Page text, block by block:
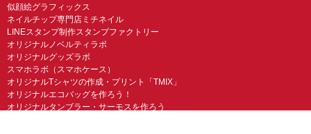
似顔絵グラフィックス
ネイルチップ専門店ミチネイル
LINEスタンプ制作スタンプファクトリー
オリジナルノベルティラボ
オリジナルグッズラボ
スマホラボ（スマホケース）
オリジナルTシャツの作成・プリント「TMIX」
オリジナルエコバッグを作ろう！
オリジナルタンブラー・サーモスを作ろう